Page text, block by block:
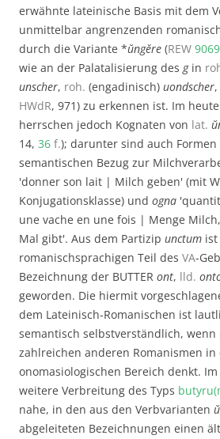
erwähnte lateinische Basis mit dem
unmittelbar angrenzenden
durch die Variante *ŭngĕre (REW 9069
wie an der Palatalisierung des gin
unscher, roh. (engadinisch) uondscher,
HWdR, 971) zu erkennen ist. Im
herrschen jedoch Kognaten von lat.
14, 36 f.); darunter sind auch
semantischen Bezug zur
'donner son lait | Milch geben' (mit
Konjugationsklasse) und ogna
une vache en une fois | Menge
Mal gibt'. Aus dem Partizip unctum
romanischsprachigen Teil des VA-
Bezeichnung der BUTTER ont, lld.
geworden. Die hiermit
dem Lateinisch-Romanischen ist
semantisch selbstverständlich, wenn
zahlreichen anderen Romanismen in
onomasiologischen Bereich denkt.
weitere Verbreitung des Typs
nahe, in den aus den Verbvarianten
abgeleiteten Bezeichnungen einen